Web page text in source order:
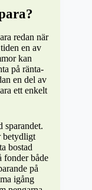
redan när
en av
kan
på ränta-
en del av
ett enkelt
sparandet.
betydligt
bostad
fonder både
på
igång